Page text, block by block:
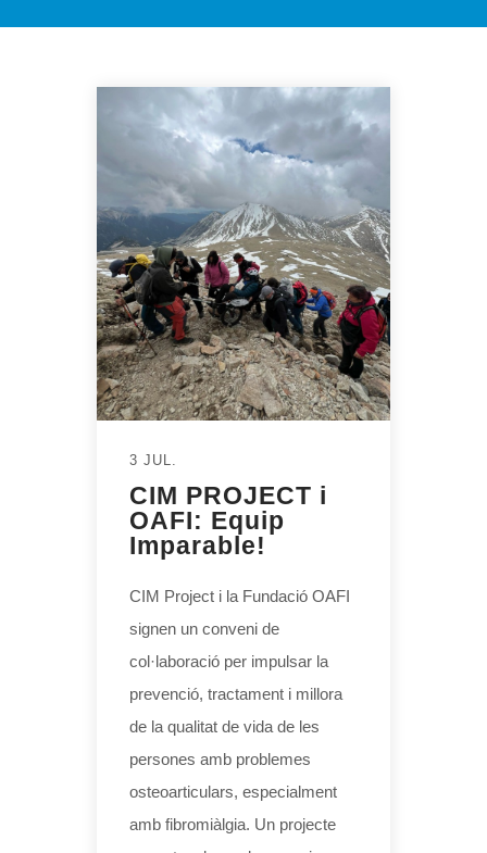
3 JUL.
CIM PROJECT i
OAFI: Equip
Imparable!
CIM Project i la Fundació OAFI
signen un conveni de
col·laboració per impulsar la
prevenció, tractament i millora
de la qualitat de vida de les
persones amb problemes
osteoarticulars, especialment
amb fibromiàlgia. Un projecte